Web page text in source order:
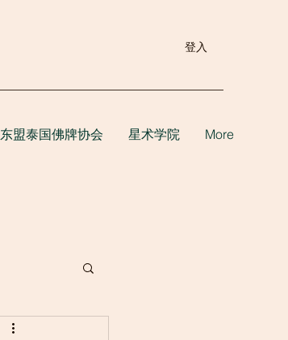
登入
东盟泰国佛牌协会 星术学院 More